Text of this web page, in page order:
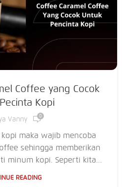
Coffee yang Cocok
Kopi
Vanny 0
maka wajib mencoba
sehingga memberikan
minum kopi. Seperti kita...
READING